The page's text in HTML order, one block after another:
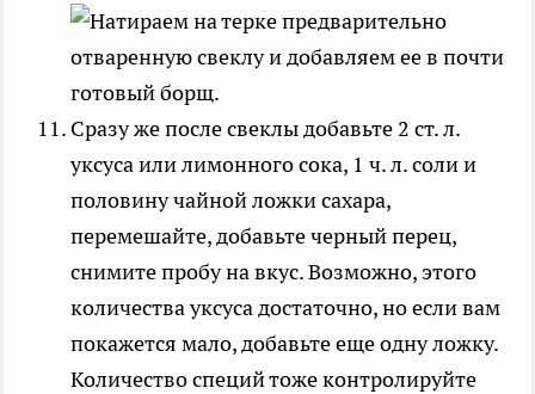
Сразу же после свеклы добавьте 2 ст. л.
уксуса или лимонного сока, 1 ч. л. соли и
половину чайной ложки сахара,
перемешайте, добавьте черный перец,
снимите пробу на вкус. Возможно, этого
количества уксуса достаточно, но если вам
покажется мало, добавьте еще одну ложку.
Количество специй тоже контролируйте